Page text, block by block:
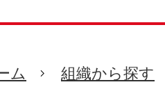
ム 組織から探す